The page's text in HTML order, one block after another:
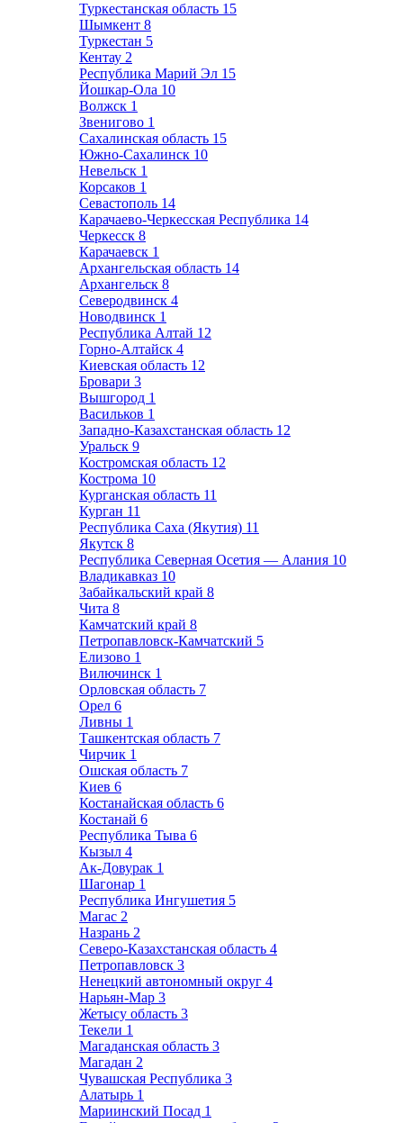
Туркестанская область 15
Шымкент 8
Туркестан 5
Кентау 2
Республика Марий Эл 15
Йошкар-Ола 10
Волжск 1
Звенигово 1
Сахалинская область 15
Южно-Сахалинск 10
Невельск 1
Корсаков 1
Севастополь 14
Карачаево-Черкесская Республика 14
Черкесск 8
Карачаевск 1
Архангельская область 14
Архангельск 8
Северодвинск 4
Новодвинск 1
Республика Алтай 12
Горно-Алтайск 4
Киевская область 12
Бровари 3
Вышгород 1
Васильков 1
Западно-Казахстанская область 12
Уральск 9
Костромская область 12
Кострома 10
Курганская область 11
Курган 11
Республика Саха (Якутия) 11
Якутск 8
Республика Северная Осетия — Алания 10
Владикавказ 10
Забайкальский край 8
Чита 8
Камчатский край 8
Петропавловск-Камчатский 5
Елизово 1
Вилючинск 1
Орловская область 7
Орел 6
Ливны 1
Ташкентская область 7
Чирчик 1
Ошская область 7
Киев 6
Костанайская область 6
Костанай 6
Республика Тыва 6
Кызыл 4
Ак-Довурак 1
Шагонар 1
Республика Ингушетия 5
Магас 2
Назрань 2
Северо-Казахстанская область 4
Петропавловск 3
Ненецкий автономный округ 4
Нарьян-Мар 3
Жетысу область 3
Текели 1
Магаданская область 3
Магадан 2
Чувашская Республика 3
Алатырь 1
Мариинский Посад 1